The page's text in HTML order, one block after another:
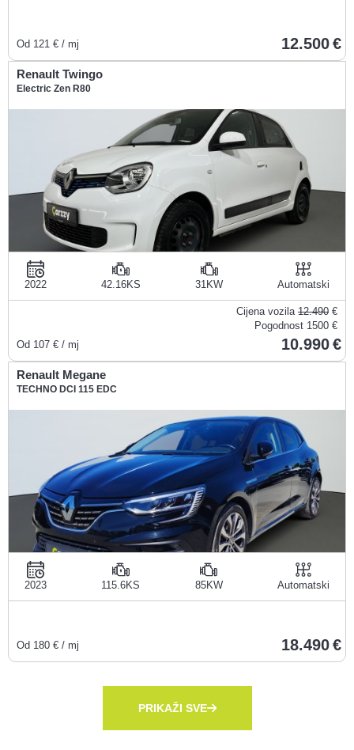
Od 121 € / mj 12.500
Renault Twingo
Electric Zen R80
2022 42.16KS 31KW Automatski
Cijena vozila 12.490 €
Pogodnost 1500 €
Od 107 € / mj 10.990
Renault Megane
TECHNO DCI 115 EDC
2023 115.6KS 85KW Automatski
Od 180 € / mj 18.490
PRIKAŽI SVE